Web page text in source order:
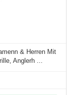
& Herren Mit
Anglerh ...